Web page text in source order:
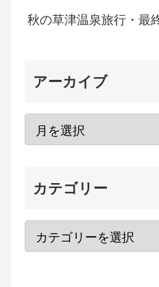
秋の草津温泉旅行・最
アーカイブ
カテゴリー